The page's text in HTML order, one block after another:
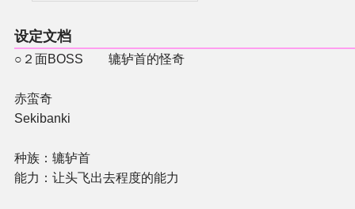
设定文档
○２面BOSS 辘轳首的怪奇
赤蛮奇
Sekibanki
种族：辘轳首
能力：让头飞出去程度的能力